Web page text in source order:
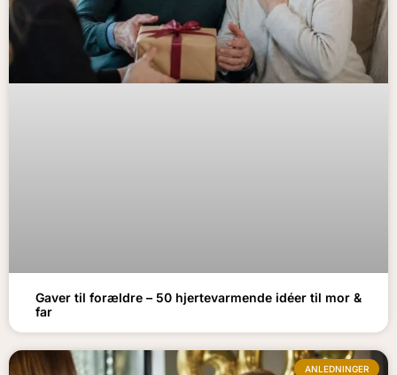
Gaver til forældre – 50 hjertevarmende idéer til mor &
far
ANLEDNINGER